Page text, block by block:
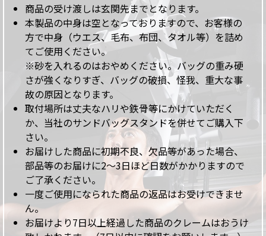
商品の受け渡しは玄関先までとなります。
本製品の中身は空となっておりますので、お客様の
方で中身（ウエス、毛布、布団、タオル等）を詰め
てご使用ください。
※砂を入れるのはおやめください。バッグの重み硬
さが強くなりすぎ、バッグの破損、怪我、重大な事
故の原因となります。
取付場所は丈夫なハリや鉄骨等にかけていただく
か、当社のサンドバッグスタンドを併せてご購入下
さい。
お届けした商品に初期不良、欠品等があった場合、
部品等のお届けに2～3日ほど日数がかかりますので
ご了承ください。
一度ご使用になられた商品の返品はお受けできませ
ん。
お届けより7日以上経過した商品のクレームはおうけ